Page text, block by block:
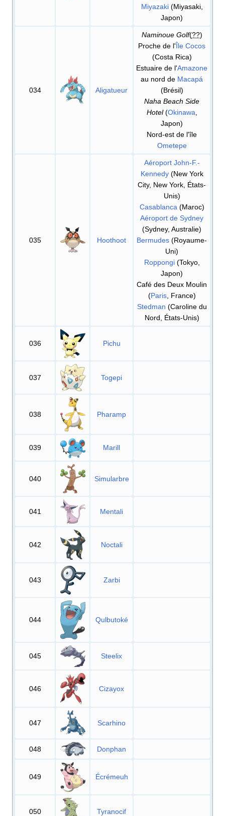
Miyazaki(Miyasaki,
Japon)
034 Aligatueur
Naminoue Golf(??)
Proche de l'Île Cocos
(Costa Rica)
Estuaire de l'Amazone
au nord de Macapá
(Brésil)
Naha Beach Side
Hotel(Okinawa
Japon)
Nord-est de l'île
Ometepe
035 Hoothoot
Aéroport John-F.-
Kennedy(New York
City, New York, États-
Unis)
Casablanca (Maroc)
Aéroport de Sydney
(Sydney, Australie)
Bermudes (Royaume-
Uni)
Roppongi(Tokyo,
Japon)
Café des Deux Moulin
(Paris, France)
Stedman (Caroline du
Nord, États-Unis)
036 Pichu
037 Togepi
038 Pharamp
039 Marill
040 Simularbre
041 Mentali
042 Noctali
043 Zarbi
044 Qulbutoké
045 Steelix
046 Cizayox
047 Scarhino
048 Donphan
049 Écrémeuh
050 Tyranocif